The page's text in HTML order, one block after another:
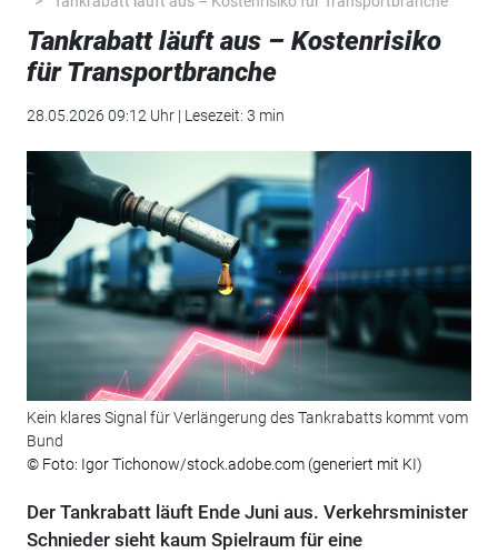
Tankrabatt läuft aus – Kostenrisiko
für Transportbranche
28.05.2026 09:12 Uhr | Lesezeit: 3 min
Kein klares Signal für Verlängerung des Tankrabatts kommt vom
Bund
© Foto: Igor Tichonow/stock.adobe.com (generiert mit KI)
Der Tankrabatt läuft Ende Juni aus. Verkehrsminister
Schnieder sieht kaum Spielraum für eine